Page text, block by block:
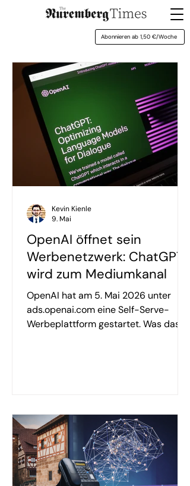
Abonnieren ab 1,50 €/Woche
OpenAI öffnet sein
Werbenetzwerk: ChatGPT
wird zum Mediumkanal
OpenAI hat am 5. Mai 2026 unter
ads.openai.com eine Self-Serve-
Werbeplattform gestartet. Was das
Kevin Kienle
9. Mai